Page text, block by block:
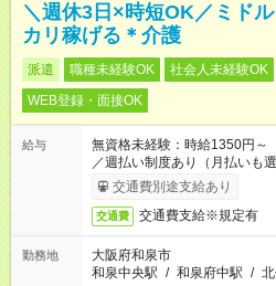
＼週休3日×時短OK／ミド
カリ稼げる＊介護
派遣 職種未経験OK 社会人未経験OK
WEB登録・面接OK
給与
無資格未経験：時給1350円
／週払い制度あり（月払いも
了次第のお支払いとなります。
交通費別途支給あり
交通費 交通費支給※規定有
勤務地
大阪府和泉市
和泉中央駅 / 和泉府中駅 /